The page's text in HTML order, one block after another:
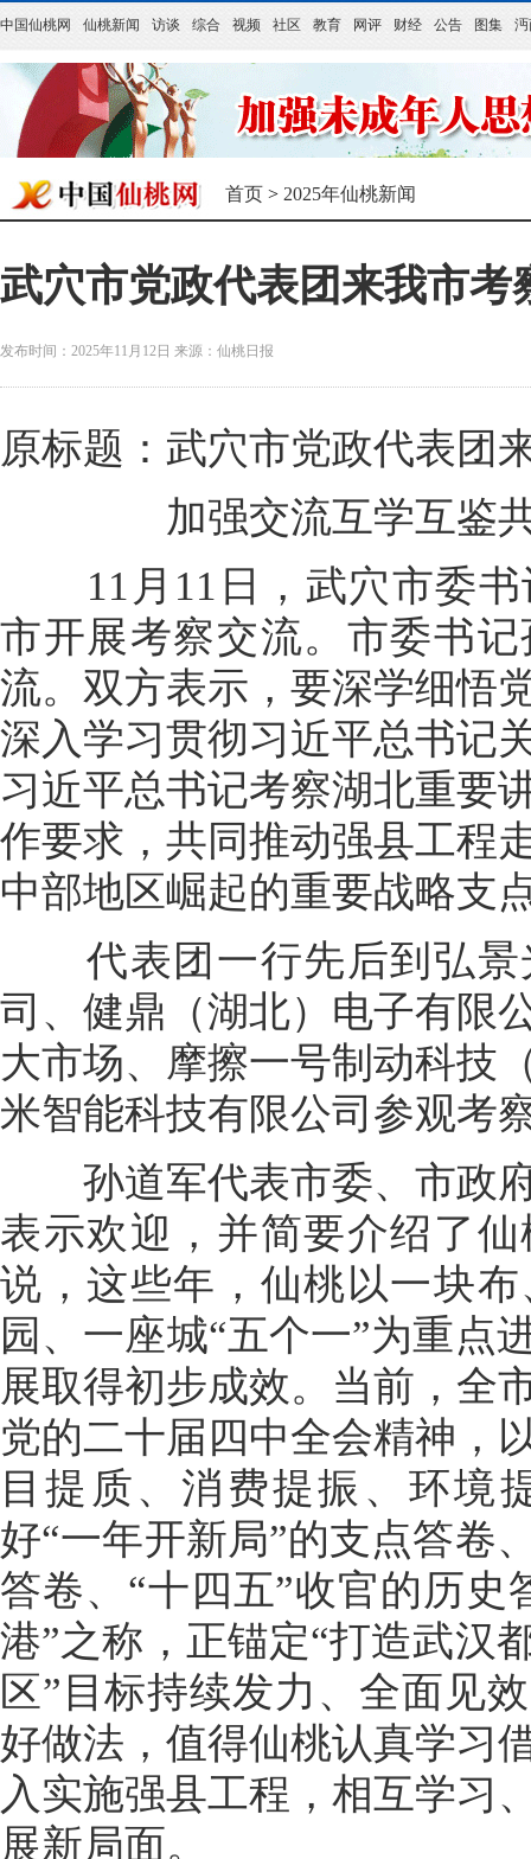
中国仙桃网 仙桃新闻 访谈 综合 视频 社区 教育 网评 财经 公告 图集
首页 > 2025年仙桃新闻
武穴市党政代表团来我市考
发布时间：2025年11月12日 来源： 仙桃日报
原标题：武穴市党政代表团
加强交流互学互鉴共同
11月11日，武穴市委书
市开展考察交流。市委书
流。双方表示，要深学细悟
深入学习贯彻习近平总书记
习近平总书记考察湖北重要
作要求，共同推动强县工程
中部地区崛起的重要战略支
代表团一行先后到弘景
司、健鼎（湖北）电子有限
大市场、摩擦一号制动科技
米智能科技有限公司参观考
孙道军代表市委、市政府
表示欢迎，并简要介绍了
说，这些年，仙桃以一块
园、一座城“五个一”为重点
展取得初步成效。当前，全
党的二十届四中全会精神，
目提质、消费提振、环境
好“一年开新局”的支点答卷
答卷、“十四五”收官的历史
港”之称，正锚定“打造武汉
区”目标持续发力、全面见
好做法，值得仙桃认真学习
入实施强县工程，相互学习
展新局面。